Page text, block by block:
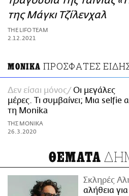
ΑΜΠΑ
PRINT
της Μάγκι Τζίλενχαλ
THE LIFO TEAM
2.12.2021
ΜΟΝΙΚΑ ΠΡΟΣΦΑΤΕΣ
Δεν είσαι μόνος
Οι μεγάλες
μέρες. Τι συμβαίνει; Μια selfie
τη Monika
ΤΗΣ ΜΟΝΙΚΑ
26.3.2020
ΘΕΜΑΤΑ
Σκληρές
αλήθεια